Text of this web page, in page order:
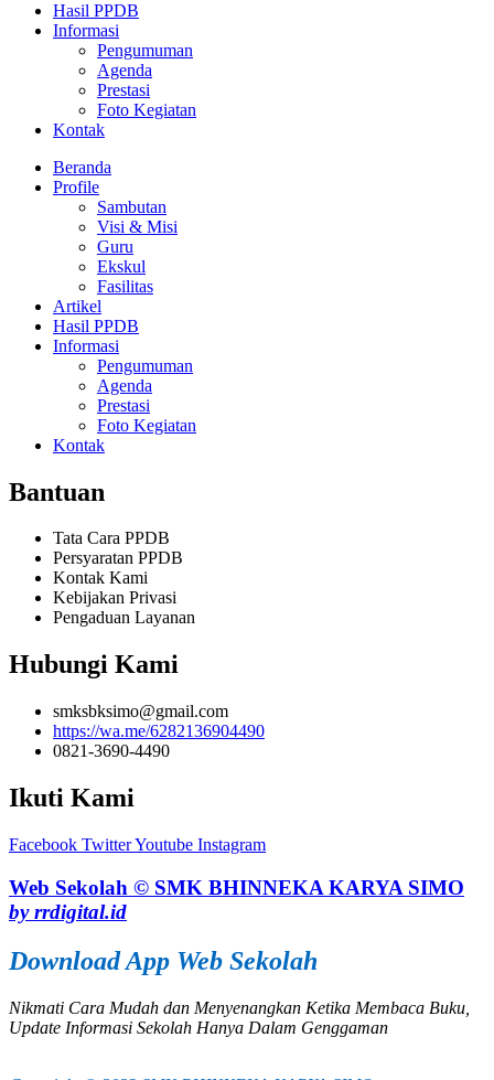
Hasil PPDB
Informasi
Pengumuman
Agenda
Prestasi
Foto Kegiatan
Kontak
Beranda
Profile
Sambutan
Visi & Misi
Guru
Ekskul
Fasilitas
Artikel
Hasil PPDB
Informasi
Pengumuman
Agenda
Prestasi
Foto Kegiatan
Kontak
Bantuan
Tata Cara PPDB
Persyaratan PPDB
Kontak Kami
Kebijakan Privasi
Pengaduan Layanan
Hubungi Kami
smksbksimo@gmail.com
https://wa.me/6282136904490
0821-3690-4490
Ikuti Kami
Facebook TwitterYoutube Instagram
Web Sekolah © SMK BHINNEKA KARYA SIMO
by rrdigital.id
Download App Web Sekolah
Nikmati Cara Mudah dan Menyenangkan Ketika Membaca Buku,
Update Informasi Sekolah Hanya Dalam Genggaman